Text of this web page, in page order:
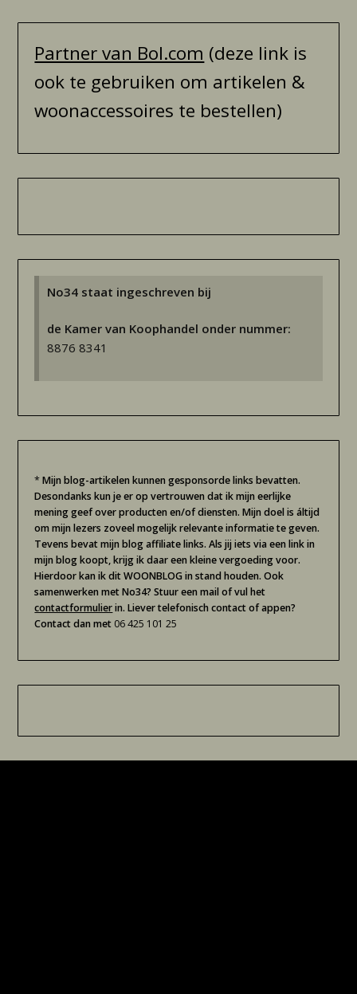
Partner van Bol.com (deze link is
ook te gebruiken om artikelen &
woonaccessoires te bestellen)
No34 staat ingeschreven bij
de Kamer van Koophandel onder nummer:
8876 8341
*Mijn blog-artikelen kunnen gesponsorde links bevatten.
Desondanks kun je er op vertrouwen dat ik mijn eerlijke
mening geef over producten en/of diensten. Mijn doel is áltijd
om mijn lezers zoveel mogelijk relevante informatie te geven.
Tevens bevat mijn blog affiliate links. Als jij iets via een link in
mijn blog koopt, krijg ik daar een kleine vergoeding voor.
Hierdoor kan ik dit WOONBLOG in stand houden. Ook
samenwerken met No34? Stuur een mail of vul het
contactformulierin. Liever telefonisch contact of appen?
Contact dan met 06 425 101 25